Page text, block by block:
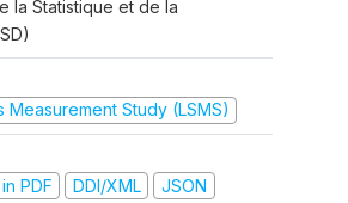
la Statistique et de la
Measurement Study (LSMS)
PDF
DDI/XML JSON